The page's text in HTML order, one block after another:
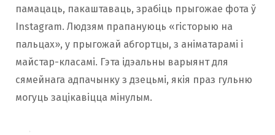
памацаць, пакаштаваць, зрабіць прыгожае фота ў
Instagram. Людзям прапануюць «гісторыю на
пальцах», у прыгожай абгортцы, з аніматарамі і
майстар-класамі. Гэта ідэальны варыянт для
сямейнага адпачынку з дзецьмі, якія праз гульню
могуць зацікавіцца мінулым.